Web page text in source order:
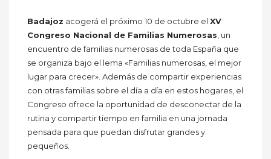
Badajoz acogerá el próximo 10 de octubre el XV
Congreso Nacional de Familias Numerosas , un
encuentro de familias numerosas de toda España que
se organiza bajo el lema «Familias numerosas, el mejor
lugar para crecer». Además de compartir experiencias
con otras familias sobre el día a día en estos hogares, el
Congreso ofrece la oportunidad de desconectar de la
rutina y compartir tiempo en familia en una jornada
pensada para que puedan disfrutar grandes y
pequeños.